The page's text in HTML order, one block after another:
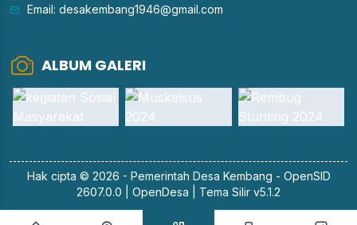
Email: desakembang1946@gmail.com
ALBUM GALERI
Hak cipta © 2026 - Pemerintah Desa Kembang - OpenSID
2607.0.0
OpenDesa Tema Silir v5.1.2